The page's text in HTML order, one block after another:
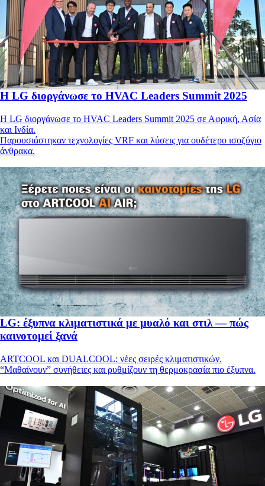
Η LG διοργάνωσε το HVAC Leaders Summit 2025
Η LG διοργάνωσε το HVAC Leaders Summit 2025 σε Αφρική, Ασία
και Ινδία.
Παρουσιάστηκαν τεχνολογίες VRF και λύσεις για ουδέτερο ισοζύγιο
άνθρακα.
LG: έξυπνα κλιματιστικά με μυαλό και στιλ — πώς
καινοτομεί ξανά
ARTCOOL και DUALCOOL: νέες σειρές κλιματιστικών.
“Μαθαίνουν” συνήθειες και ρυθμίζουν τη θερμοκρασία πιο έξυπνα.